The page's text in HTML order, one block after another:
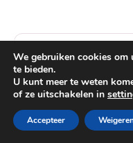
Onze
We gebruiken cookies om
te bieden.
U kunt meer te weten
of ze uitschakelen in
Accepteer